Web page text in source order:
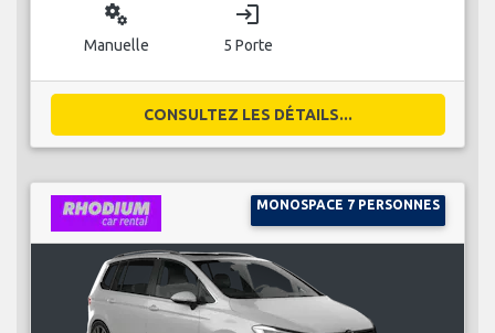
miscellaneous_services
Manuelle
login
5 Porte
CONSULTEZ LES DÉTAILS...
MONOSPACE 7 PERSONNES